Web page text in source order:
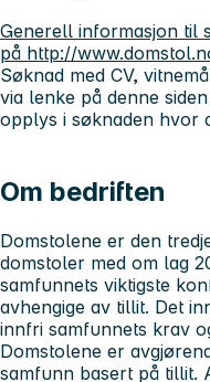
Generell informasjon til
på http://
Søknad med CV,
via lenke på denne
opplys i søknaden hvor
Om bedriften
Domstolene er den
domstoler med om lag
samfunnets viktigste
avhengige av tillit. Det
innfri samfunnets krav
Domstolene er
samfunn basert på tillit.